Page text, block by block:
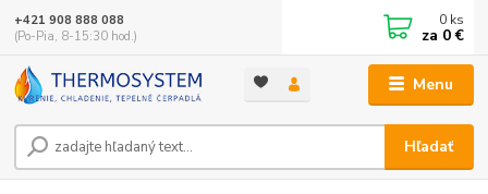
Menu
Hľadať
+421 908 888 088
(Po-Pia, 8-15:30 hod.)
0 ks
za 0 €